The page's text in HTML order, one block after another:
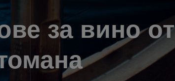
за вино от